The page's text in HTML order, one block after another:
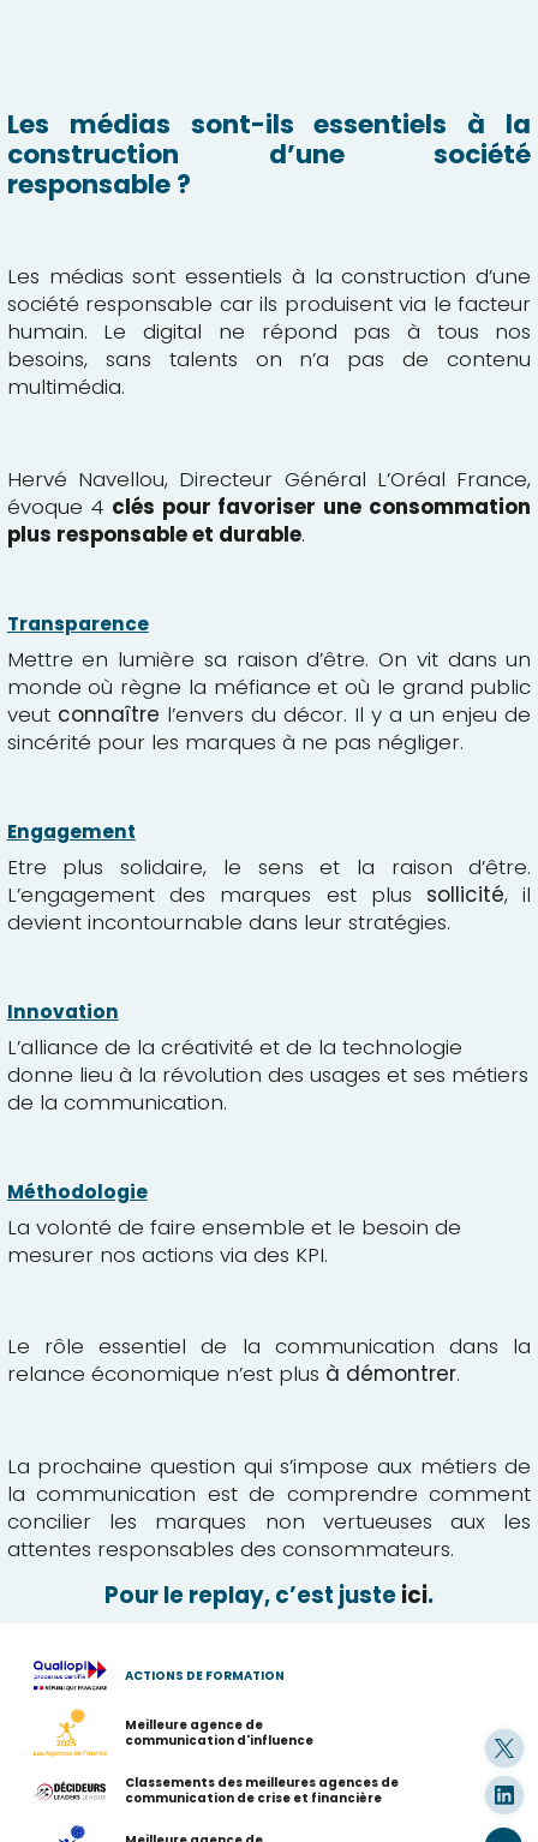
Les médias sont-ils essentiels à la
construction d’une société
responsable ?
Les médias sont essentiels à la construction d’une
société responsable car ils produisent via le facteur
humain. Le digital ne répond pas à tous nos
besoins, sans talents on n’a pas de contenu
multimédia.
Hervé Navellou, Directeur Général L’Oréal France,
évoque 4 clés pour favoriser une consommation
plus responsable et durable.
Transparence
Mettre en lumière sa raison d’être. On vit dans un
monde où règne la méfiance et où le grand public
veut connaître l’envers du décor. Il y a un enjeu de
sincérité pour les marques à ne pas négliger.
Engagement
Etre plus solidaire, le sens et la raison d’être.
L’engagement des marques est plus sollicité, il
devient incontournable dans leur stratégies.
Innovation
L’alliance de la créativité et de la technologie
donne lieu à la révolution des usages et ses métiers
de la communication.
Méthodologie
La volonté de faire ensemble et le besoin de
mesurer nos actions via des KPI.
Le rôle essentiel de la communication dans la
relance économique n’est plus à démontrer.
La prochaine question qui s’impose aux métiers de
la communication est de comprendre comment
concilier les marques non vertueuses aux les
attentes responsables des consommateurs.
Pour le replay, c’est juste ici.
ACTIONS DE FORMATION
Meilleure agence de
communication d'influence
Classements des meilleures agences de
communication de crise et financière